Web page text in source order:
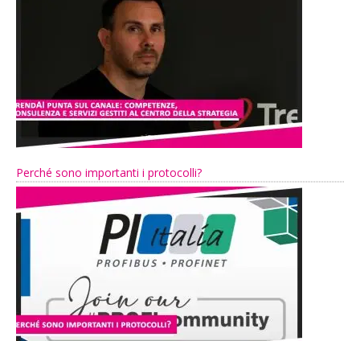
Perché sono importanti i protocolli?